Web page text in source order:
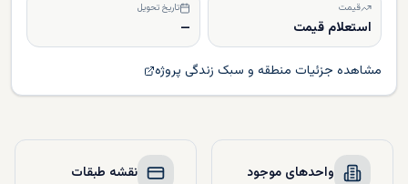
قیمت
استعلام قیمت
تاریخ تحویل
—
مشاهده جزئیات منطقه و سبک زندگی پروژه
واحدهای موجود نقشه طبقات